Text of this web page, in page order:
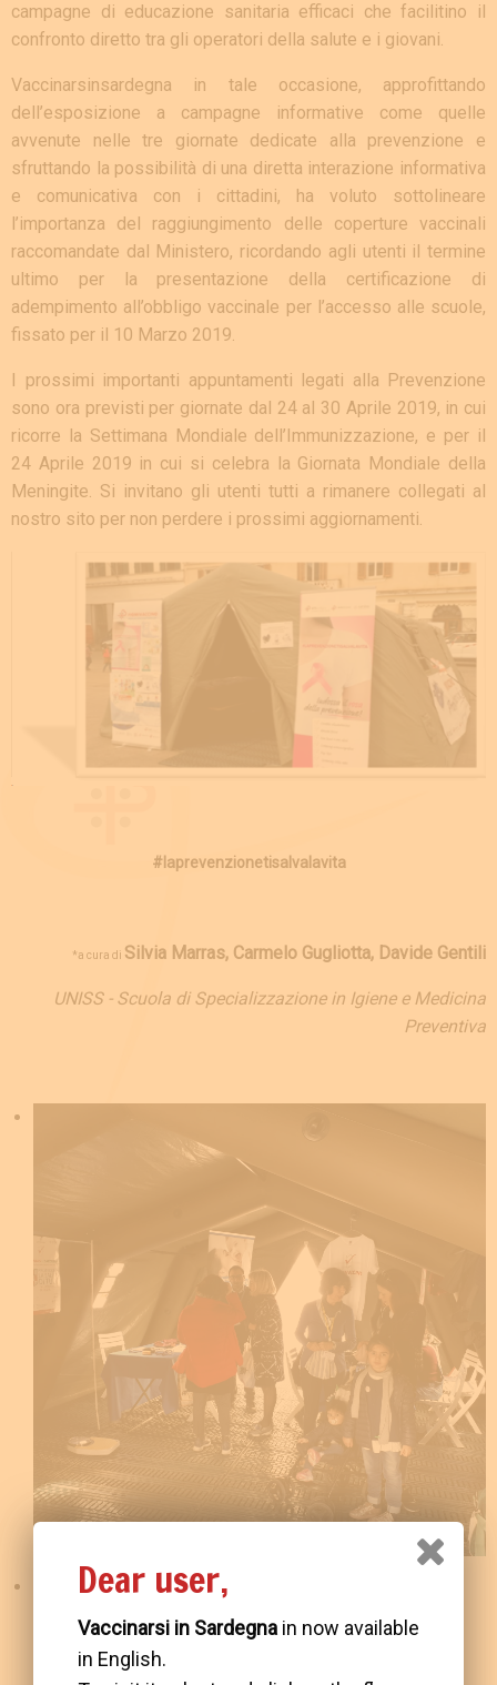
campagne di educazione sanitaria efficaci che facilitino il
confronto diretto tra gli operatori della salute e i giovani.
Vaccinarsinsardegna in tale occasione, approfittando
dell’esposizione a campagne informative come quelle
avvenute nelle tre giornate dedicate alla prevenzione e
sfruttando la possibilità di una diretta interazione informativa
e comunicativa con i cittadini, ha voluto sottolineare
l’importanza del raggiungimento delle coperture vaccinali
raccomandate dal Ministero, ricordando agli utenti il termine
ultimo per la presentazione della certificazione di
adempimento all’obbligo vaccinale per l’accesso alle scuole,
fissato per il 10 Marzo 2019.
I prossimi importanti appuntamenti legati alla Prevenzione
sono ora previsti per giornate dal 24 al 30 Aprile 2019, in cui
ricorre la Settimana Mondiale dell’Immunizzazione, e per il
24 Aprile 2019 in cui si celebra la Giornata Mondiale della
Meningite. Si invitano gli utenti tutti a rimanere collegati al
nostro sito per non perdere i prossimi aggiornamenti.
#laprevenzionetisalvalavita
*a cura di Silvia Marras, Carmelo Gugliotta, Davide Gentili
UNISS - Scuola di Specializzazione in Igiene e Medicina
Preventiva
Dear user,
Vaccinarsi in Sardegna in now available
in English.